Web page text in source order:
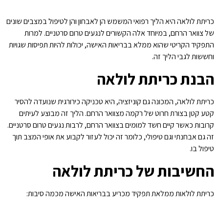
כריתת לולאה היא הליך רפואי המשמש הן לאבחון והן לטיפול במצבים שונים
של צוואר הרחם, במיוחד אלה הקשורים לנגעים טרום סרטניים. למרות
התפקיד הקריטי שהוא ממלא בבריאות האישה, יכולות להיות תפיסות שגויות
וחששות לגבי הליך זה.
הבנת כריתת לולאה
כריתת לולאה, המכונה גם קוניזציה, היא טכניקה כירורגית שנועדה להסיר
קטע קטן בצורת חרוט של רקמה מצוואר הרחם. הליך זה מבוצע לעיתים
קרובות כאשר קיים חשד למומים בצוואר הרחם, לרבות נגעים טרום סרטניים.
זה גם אבחנתי וגם טיפולי, כלומר זה יכול לעזור לקבוע את אופי המצב תוך
טיפול בו.
החשיבות של כריתת לולאה
כריתת לולאות ממלאת תפקיד מכריע בבריאות האישה מכמה סיבות: